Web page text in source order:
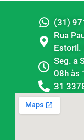
(31)
Rua
Estoril.
Seg. a
08h às
31